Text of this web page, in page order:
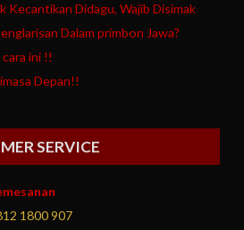
Kecantikan Didagu, Wajib Disimak
Dalam primbon Jawa?
ini !!
Depan!!
SERVICE
1800 907